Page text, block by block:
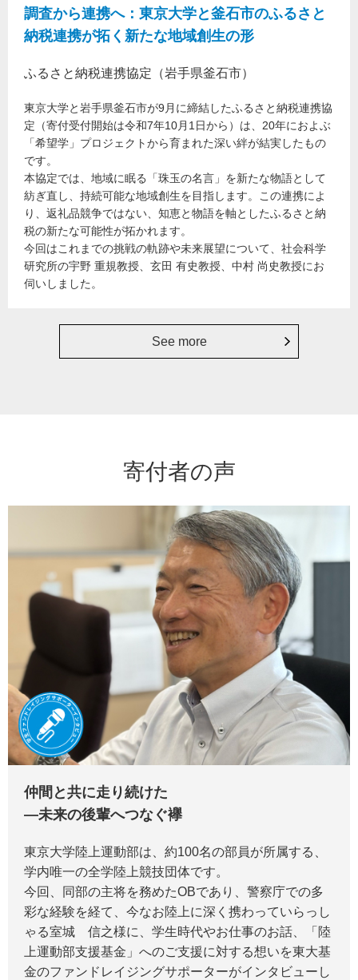
調査から連携へ：東京大学と釜石市のふるさと
納税連携が拓く新たな地域創生の形
ふるさと納税連携協定（岩手県釜石市）
東京大学と岩手県釜石市が9月に締結したふるさと納税連携協
定（寄付受付開始は令和7年10月1日から）は、20年におよぶ
「希望学」プロジェクトから育まれた深い絆が結実したもの
です。
本協定では、地域に眠る「珠玉の名言」を新たな物語として
紡ぎ直し、持続可能な地域創生を目指します。この連携によ
り、返礼品競争ではない、知恵と物語を軸としたふるさと納
税の新たな可能性が拓かれます。
今回はこれまでの挑戦の軌跡や未来展望について、社会科学
研究所の宇野 重規教授、玄田 有史教授、中村 尚史教授にお
伺いしました。
See more
寄付者の声
仲間と共に走り続けた
―未来の後輩へつなぐ襷
東京大学陸上運動部は、約100名の部員が所属する、
学内唯一の全学陸上競技団体です。
今回、同部の主将を務めたOBであり、警察庁での多
彩な経験を経て、今なお陸上に深く携わっていらっし
ゃる室城 信之様に、学生時代やお仕事のお話、「陸
上運動部支援基金」へのご支援に対する想いを東大基
金のファンドレイジングサポーターがインタビューし